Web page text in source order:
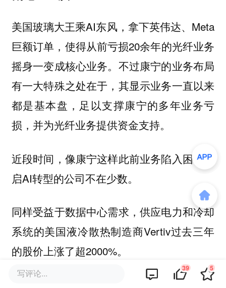
美国玻璃大王乘AI东风，拿下英伟达、Meta
巨额订单，使得从前亏损20余年的光纤业务
摇身一变成核心业务。不过康宁的业务布局
有一大特殊之处在于，其显示业务一直以来
都是基本盘，足以支撑康宁的多年业务亏
损，并为光纤业务提供资金支持。
近段时间，像康宁这样此前业务陷入困境开
启AI转型的公司不在少数。
同样受益于数据中心需求，供应电力和冷却
系统的美国液冷散热制造商Vertiv过去三年
的股价上涨了超2000%。
此外还有不少企业直接转型专注AI，包括专
写评论... 39 5